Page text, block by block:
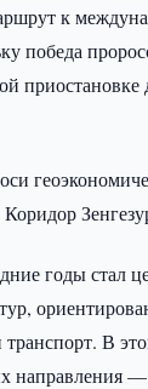
к
победа
приостановке
годы стал
В
направления